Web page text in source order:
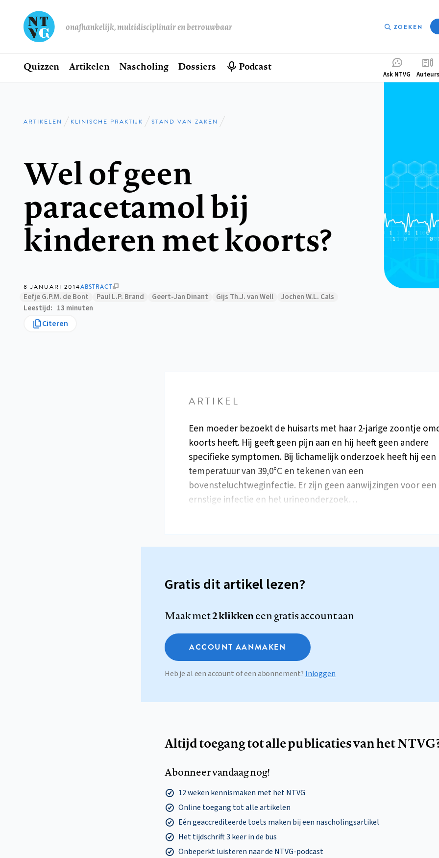
onafhankelijk, multidisciplinair en betrouwbaar ZOEKEN
Hoofdnavigatie
Home
Quizzen Artikelen Nascholing Dossiers Podcast
Ask NTVG Auteurs
Kruimelpad
ARTIKELEN KLINISCHE PRAKTIJK STAND VAN ZAKEN
Wel of geen
paracetamol bij
kinderen met koorts?
8 JANUARI 2014ABSTRACT
Eefje G.P.M. de Bont Paul L.P. Brand Geert-Jan Dinant Gijs Th.J. van Well
Jochen W.L. Cals
Leestijd
13 minuten
Citeren
ARTIKEL
Een moeder bezoekt de huisarts met haar 2-jarige zoontje
koorts heeft. Hij geeft geen pijn aan en hij heeft geen andere
specifieke symptomen. Bij lichamelijk onderzoek heeft hij een
temperatuur van 39,0°C en tekenen van een
bovensteluchtweginfectie. Er zijn geen aanwijzingen voor een
ernstige infectie en het urineonderzoek…
Gratis dit artikel lezen?
Maak met2 klikkeneen gratis account aan
ACCOUNT AANMAKEN
Heb je al een account of een abonnement? Inloggen
Altijd toegang tot alle publicaties van het
Abonneer vandaag nog!
12 weken kennismaken met het NTVG
Online toegang tot alle artikelen
Eén geaccrediteerde toets maken bij een nascholingsartikel
Het tijdschrift 3 keer in de bus
Onbeperkt luisteren naar de NTVG-podcast